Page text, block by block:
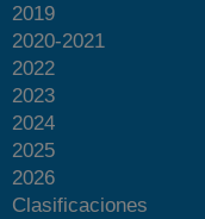
2019
2020-2021
2022
2023
2024
2025
2026
Clasificaciones